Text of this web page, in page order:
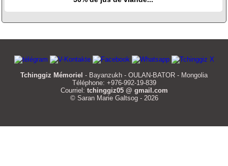
Tchinggiz Mémoriel - Bayanzukh - OULAN-BATOR - Mongolia
Téléphone: +976-992-19-839
Courriel: tchinggiz05 @ gmail.com
© Saran Marie Galtsog - 2026